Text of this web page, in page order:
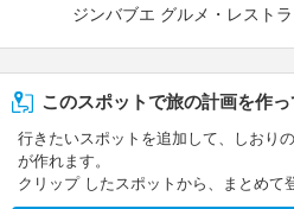
ジンバブエ グルメ・レスト
このスポットで旅の計画を作
行きたいスポットを追加して、しおり
が作れます。
クリップ したスポットから、まとめて